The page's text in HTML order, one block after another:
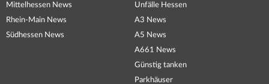
Mittelhessen News
Rhein-Main News
Südhessen News
Unfälle Hessen
A3 News
A5 News
A661 News
Günstig tanken
Parkhäuser